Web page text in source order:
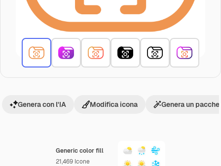
Generic color fill
21,469 Icone
Genera con l'IA Modifica icona Genera un